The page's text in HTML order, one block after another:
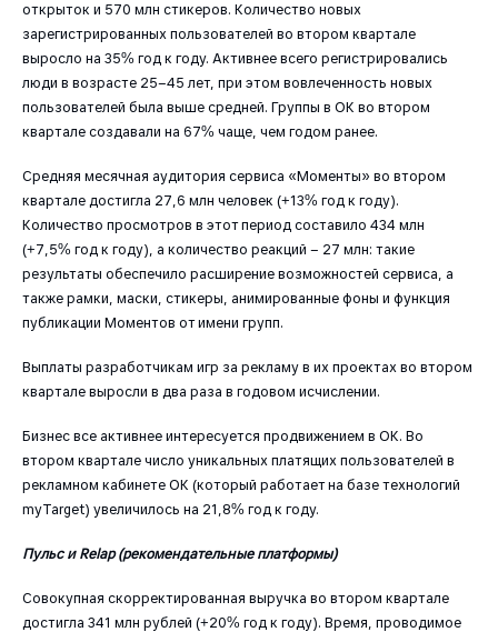
открыток и 570 млн стикеров. Количество новых
зарегистрированных пользователей во втором квартале
выросло на 35% год к году. Активнее всего регистрировались
люди в возрасте 25–45 лет, при этом вовлеченность новых
пользователей была выше средней. Группы в ОК во втором
квартале создавали на 67% чаще, чем годом ранее.
Средняя месячная аудитория сервиса «Моменты» во втором
квартале достигла 27,6 млн человек (+13% год к году).
Количество просмотров в этот период составило 434 млн
(+7,5% год к году), а количество реакций – 27 млн: такие
результаты обеспечило расширение возможностей сервиса, а
также рамки, маски, стикеры, анимированные фоны и функция
публикации Моментов от имени групп.
Выплаты разработчикам игр за рекламу в их проектах во втором
квартале выросли в два раза в годовом исчислении.
Бизнес все активнее интересуется продвижением в ОК. Во
втором квартале число уникальных платящих пользователей в
рекламном кабинете ОК (который работает на базе технологий
myTarget) увеличилось на 21,8% год к году.
Пульс и Relap (рекомендательные платформы)
Совокупная скорректированная выручка во втором квартале
достигла 341 млн рублей (+20% год к году). Время, проводимое